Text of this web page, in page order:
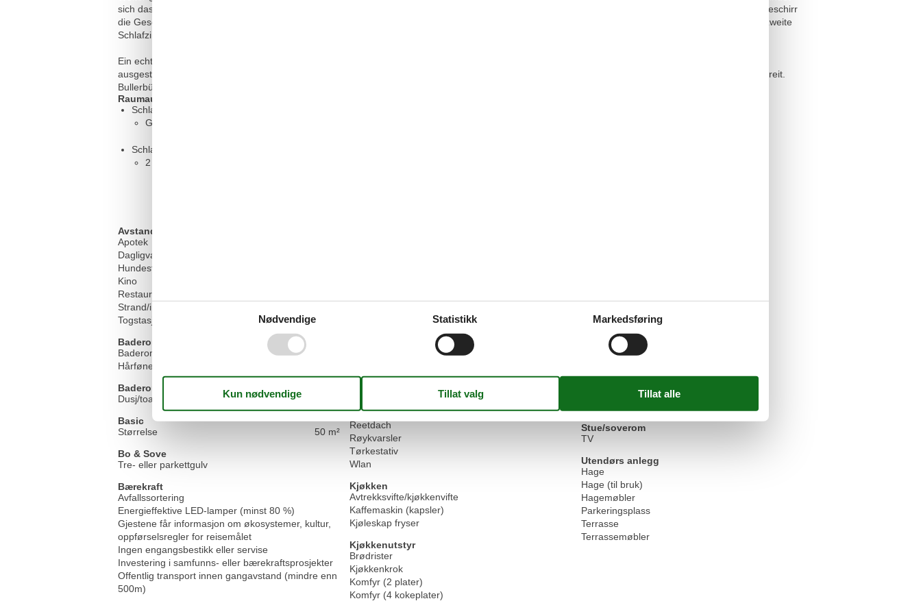
sich das Badezimmer mit Dusche und WC. Gegenüber öffnet sich der Wohn- und Essbereich, in dem ein alter Friesenschrank mit originalem Friesengeschirr
die Geschichte des Hauses lebendig hält. Hier können Sie lesen, spielen, fernsehen oder einfach den Tag ruhig ausklingen lassen. Dahinter liegt das zweite
Schlafzimmer mit einem komfortablen Doppelbett für erholsame Nächte.
Ein echtes Highlight ist der eigene Sitzbereich im Garten, der direkt an den gemeinschaftlichen, liebevoll bepflanzten Garten grenzt. Mit Gartenmöbeln
ausgestattet, genießen Sie hier Privatsphäre, Vogelgezwitscher und den Blick ins Grüne. Waschmaschine und Trockner stehen im Gartenhäuschen bereit.
Bullerbü ist kein Ort zum Durchreisen – sondern zum Bleiben.
Raumaufteilung
Schlafzimmer
Großes Doppelbett - Size: 181-210 cm
Schlafzimmer
2 x Einzelbett - Size: 90-130 cm
Avstand
Apotek
Dagligvarebutikk
Hundestrand
Kino
Restaurant
Strand/innsjø
Togstasjon/bussholdeplass
500 m
Baderom
Baderomsutstyr (såpe, sjampo osv.)
Hårføner
Baderomsutstyr
Dusj/toalett
Basic
Størrelse
50 m²
Bo & Sove
Tre- eller parkettgulv
Bærekraft
Avfallssortering
Energieffektive LED-lamper (minst 80 %)
Gjestene får informasjon om økosystemer, kultur,
oppførselsregler for reisemålet
Ingen engangsbestikk eller servise
Investering i samfunns- eller bærekraftsprosjekter
Offentlig transport innen gangavstand (mindre enn
500m)
Egen inngang
Husdyr/hund forbudt
Tørketrommel (delt)
Generelt utstyr
OPPVARMING
Reetdach
Røykvarsler
Tørkestativ
Wlan
Kjøkken
Avtrekksvifte/kjøkkenvifte
Kaffemaskin (kapsler)
Kjøleskap fryser
Kjøkkenutstyr
Brødrister
Kjøkkenkrok
Komfyr (2 plater)
Komfyr (4 kokeplater)
Barnestol kan leies
Tørketrommel
Tørketrommel mot et gebyr
Vaskemaskin (delt)
Soveordninger
Stue/soverom
TV
Utendørs anlegg
Hage
Hage (til bruk)
Hagemøbler
Parkeringsplass
Terrasse
Terrassemøbler
Nødvendige Statistikk Markedsføring